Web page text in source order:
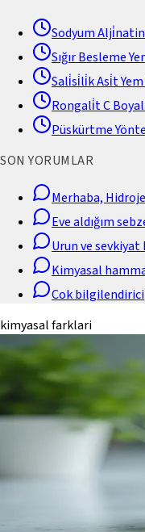
Sodyum
Sığır Besleme
Sali̇si̇li̇k Asi̇t
Rongali̇t C
Püskürtme
SON YORUMLAR
Merhaba,
Eve aldığım
Urun ve
Kimyasal
Cok bilgilendirici
kimyasal farklari